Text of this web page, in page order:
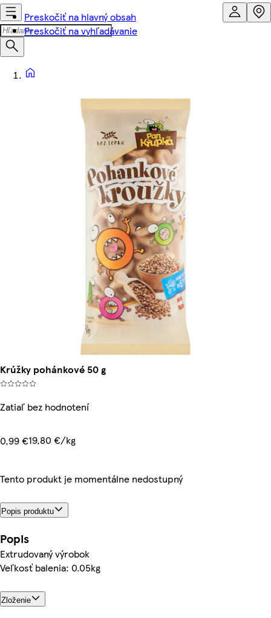
Preskočiť na hlavný obsah
Preskočiť na vyhľadávanie
Krúžky pohánkové 50 g
Zatiaľ bez hodnotení
0,99 €19,80 €/kg
Tento produkt je momentálne nedostupný
Popis produktu
Popis
Extrudovaný výrobok
Veľkosť balenia: 0.05kg
Zloženie